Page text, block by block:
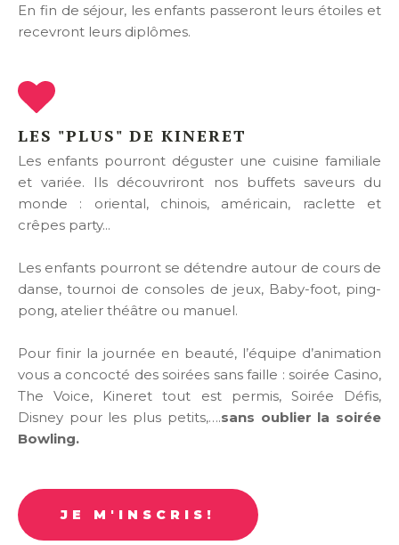
En fin de séjour, les enfants passeront leurs étoiles et
recevront leurs diplômes.
LES "PLUS" DE KINERET
Les enfants pourront déguster une cuisine familiale
et variée. Ils découvriront nos buffets saveurs du
monde : oriental, chinois, américain, raclette et
crêpes party...
Les enfants pourront se détendre autour de cours de
danse, tournoi de consoles de jeux, Baby-foot, ping-
pong, atelier théâtre ou manuel.
Pour finir la journée en beauté, l’équipe d’animation
vous a concocté des soirées sans faille : soirée Casino,
The Voice, Kineret tout est permis, Soirée Défis,
Disney pour les plus petits,….sans oublier la soirée
Bowling.
JE M'INSCRIS!